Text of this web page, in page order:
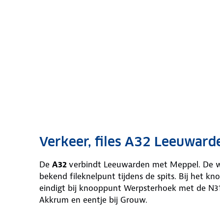
Verkeer, files A32
De A32verbindt Leeuwarden met Meppel. De
bekend fileknelpunt tijdens de spits. Bij het
eindigt bij knooppunt Werpsterhoek met de
Akkrum en eentje bij Grouw.